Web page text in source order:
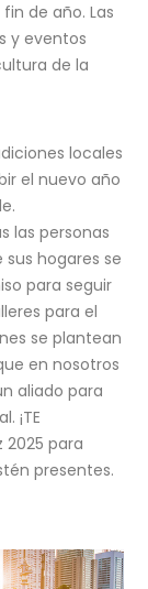
de año. Las
y eventos
de la
locales
el nuevo año
las personas
hogares se
para seguir
para el
se plantean
en nosotros
aliado para
¡TE
2025 para
presentes.